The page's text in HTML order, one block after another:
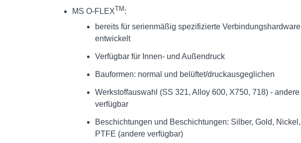
MS O-FLEXTM :
bereits für serienmäßig spezifizierte Verbindungshardware
entwickelt
Verfügbar für Innen- und Außendruck
Bauformen: normal und belüftet/druckausgeglichen
Werkstoffauswahl (SS 321, Alloy 600, X750, 718) - andere
verfügbar
Beschichtungen und Beschichtungen: Silber, Gold, Nickel,
PTFE (andere verfügbar)